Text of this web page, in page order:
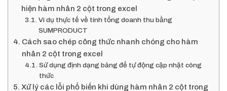
hiện hàm nhân 2 cột trong excel
Ví dụ thực tế về tính tổng doanh thu bằng
SUMPRODUCT
Cách sao chép công thức nhanh chóng cho hàm
nhân 2 cột trong excel
Sử dụng định dạng bảng để tự động cập nhật công
thức
Xử lý các lỗi phổ biến khi dùng hàm nhân 2 cột trong